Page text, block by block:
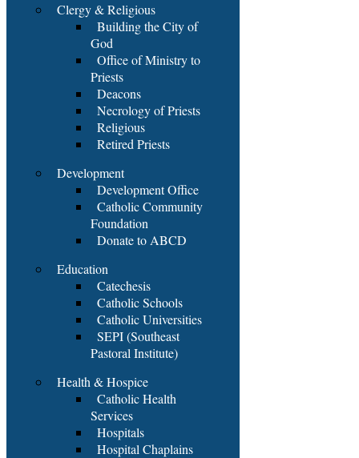
Clergy & Religious
Building the City of
God
Office of Ministry to
Priests
Deacons
Necrology of Priests
Religious
Retired Priests
Development
Development Office
Catholic Community
Foundation
Donate to ABCD
Education
Catechesis
Catholic Schools
Catholic Universities
SEPI (Southeast
Pastoral Institute)
Health & Hospice
Catholic Health
Services
Hospitals
Hospital Chaplains